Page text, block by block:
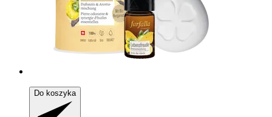
Do koszyka